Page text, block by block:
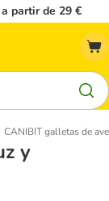
a partir de 29 €
CANIBIT galletas de
y